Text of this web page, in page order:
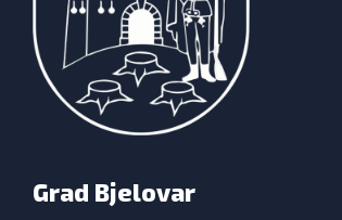
Grad Bjelovar